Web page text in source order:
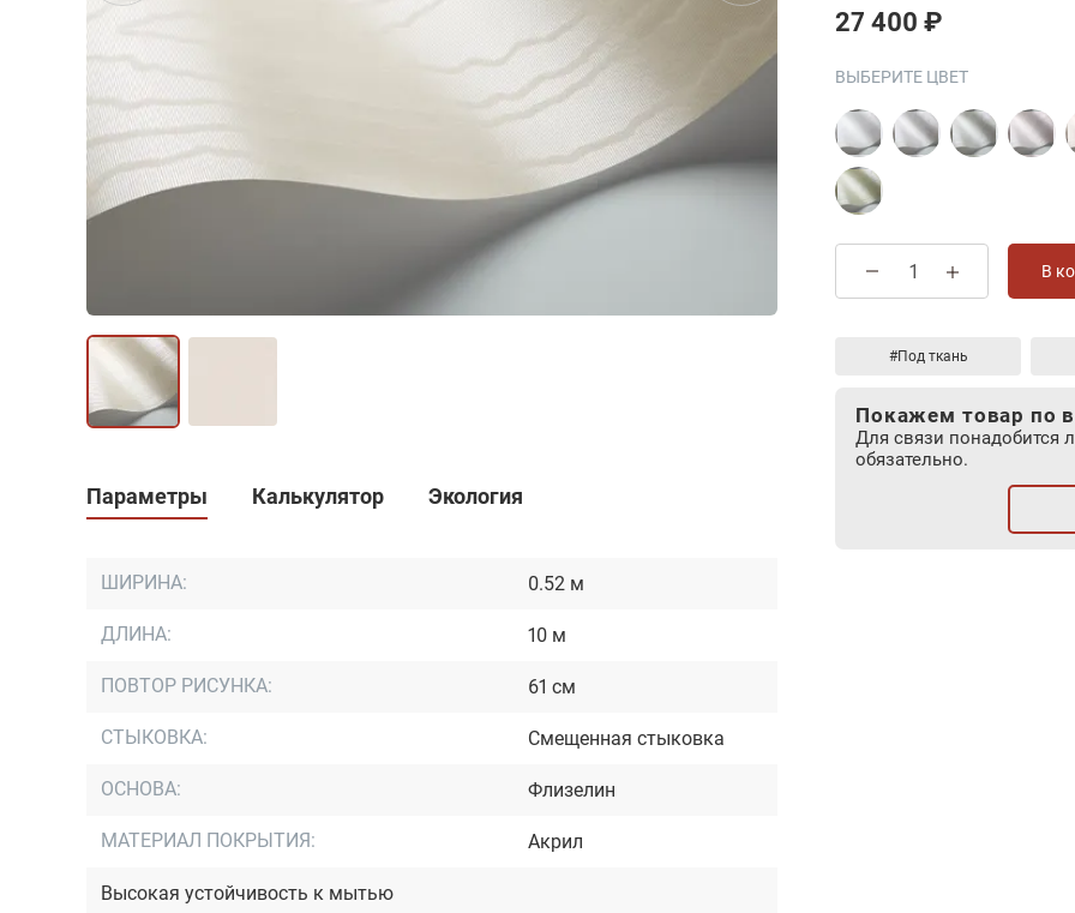
Параметры Калькулятор Экология
ШИРИНА: 0.52 м
ДЛИНА: 10 м
ПОВТОР РИСУНКА: 61 см
СТЫКОВКА: Cмещенная стыковка
ОСНОВА: Флизелин
МАТЕРИАЛ ПОКРЫТИЯ: Акрил
Высокая устойчивость к мытью
27 400 ₽
ВЫБЕРИТЕ ЦВЕТ
В
#Под ткань
Покажем товар по
Для связи понадобится
обязательно.